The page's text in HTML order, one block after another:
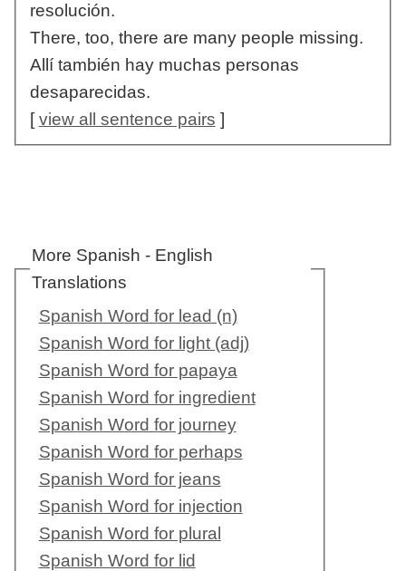
resolución.
There, too, there are many people missing.
Allí también hay muchas personas
desaparecidas.
[view all sentence pairs ]
More Spanish - English
Translations
Spanish Word for lead (n)
Spanish Word for light (adj)
Spanish Word for papaya
Spanish Word for ingredient
Spanish Word for journey
Spanish Word for perhaps
Spanish Word for jeans
Spanish Word for injection
Spanish Word for plural
Spanish Word for lid